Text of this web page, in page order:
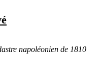
napoléonien de 1810